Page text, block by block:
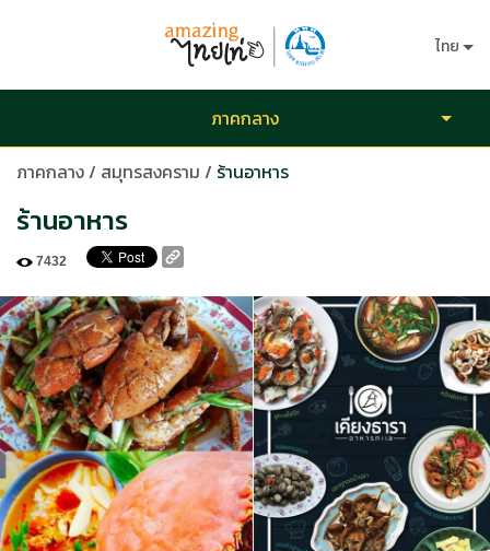
ไทย
ภาคกลาง
ภาคกลาง/ สมุทรสงคราม / ร้านอาหาร
ร้านอาหาร
7432